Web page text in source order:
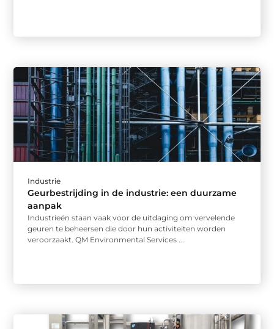
Industrie
Geurbestrijding in de industrie: een duurzame
aanpak
Industrieën staan vaak voor de uitdaging om vervelende
geuren te beheersen die door hun activiteiten worden
veroorzaakt. QM Environmental Services ...